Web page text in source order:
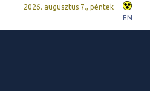
2026. augusztus 7., péntek
EN